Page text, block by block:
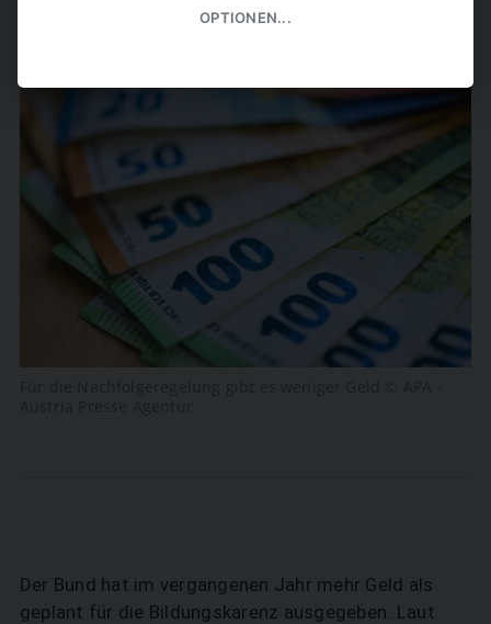
Der Bund hat im vergangenen Jahr mehr Geld als
geplant für die Bildungskarenz ausgegeben. Laut
OPTIONEN...